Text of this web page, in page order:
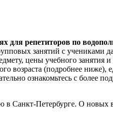
для репетиторов по
занятий с учениками
цены учебного занятия
возраста (подробнее ниже),
ознакомьтесь с более
Санкт-Петербурге. О новых